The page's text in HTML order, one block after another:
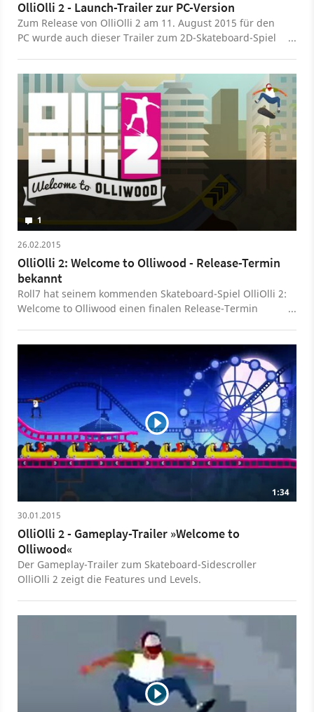
OlliOlli 2 - Launch-Trailer zur PC-Version
Zum Release von OlliOlli 2 am 11. August 2015 für den
PC wurde auch dieser Trailer zum 2D-Skateboard-Spiel
1
26.02.2015
OlliOlli 2: Welcome to Olliwood - Release-Termin
bekannt
Roll7 hat seinem kommenden Skateboard-Spiel OlliOlli 2:
Welcome to Olliwood einen finalen Release-Termin
1:34
30.01.2015
OlliOlli 2 - Gameplay-Trailer »Welcome to
Olliwood«
Der Gameplay-Trailer zum Skateboard-Sidescroller
OlliOlli 2 zeigt die Features und Levels.